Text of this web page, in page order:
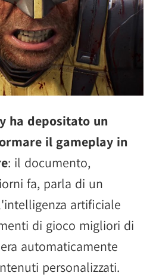
ha depositato un
il gameplay in
: il documento,
fa, parla di un
artificiale
di gioco migliori di
automaticamente
personalizzati.